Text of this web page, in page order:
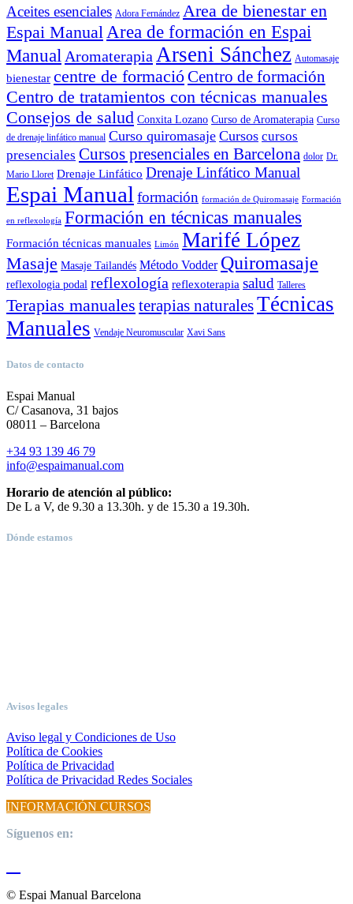
Aceites esenciales Adora Fernández Area de bienestar en
Espai ManualArea de formación en Espai
Manual Aromaterapia Arseni Sánchez Automasaje
bienestar centre de formacióCentro de formación
Centro de tratamientos con técnicas manuales
Consejos de salud Conxita Lozano Curso de Aromaterapia Curso
de drenaje linfático manual Curso quiromasaje Cursos cursos
presenciales Cursos presenciales en Barcelona dolor Dr.
Mario Lloret Drenaje Linfático Drenaje Linfático Manual
Espai Manual formación formación de Quiromasaje Formación
en reflexología Formación en técnicas manuales
Formación técnicas manuales Limón Marifé López
Masaje Masaje Tailandés Método Vodder Quiromasaje
reflexologia podal reflexología reflexoterapia salud Talleres
Terapias manuales terapias naturalesTécnicas
Manuales Vendaje Neuromuscular Xavi Sans
Datos de contacto
Espai Manual
C/ Casanova, 31 bajos
08011 – Barcelona
+34 93 139 46 79
info@espaimanual.com
Horario de atención al público:
De L a V, de 9.30 a 13.30h. y de 15.30 a 19.30h.
Dónde estamos
Avisos legales
Aviso legal y Condiciones de Uso
Política de Cookies
Política de Privacidad
Política de Privacidad Redes Sociales
INFORMACIÓN CURSOS
Síguenos en:
© Espai Manual Barcelona